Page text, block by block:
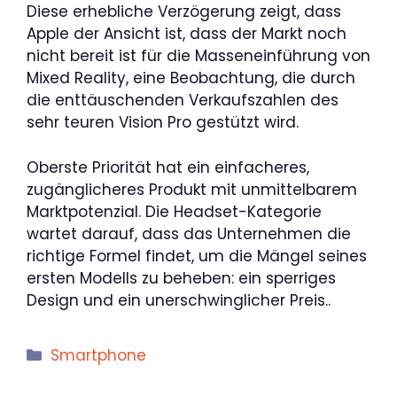
Diese erhebliche Verzögerung zeigt, dass
Apple der Ansicht ist, dass der Markt noch
nicht bereit ist für die Masseneinführung von
Mixed Reality, eine Beobachtung, die durch
die enttäuschenden Verkaufszahlen des
sehr teuren Vision Pro gestützt wird.
Oberste Priorität hat ein einfacheres,
zugänglicheres Produkt mit unmittelbarem
Marktpotenzial. Die Headset-Kategorie
wartet darauf, dass das Unternehmen die
richtige Formel findet, um die Mängel seines
ersten Modells zu beheben: ein sperriges
Design und ein unerschwinglicher Preis..
Kategorien
Smartphone